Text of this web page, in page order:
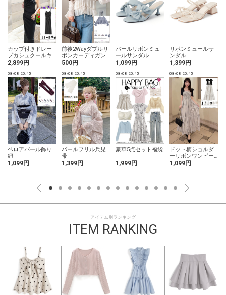
カップ付きドレー
プカシュクールキ
ャミソールワンピ
2,899円
前後2Wayダブルリ
ボンカーディガン
500円
パールリボンミュ
ールサンダル
1,099円
リボンミュールサ
ンダル
1,399円
08/08 20:45
ベロアパール飾り
紐
1,099円
08/08 20:45
パールフリル兵児
帯
1,399円
08/08 20:45
豪華5点セット福袋
1,999円
08/08 20:45
ドット柄ショルダ
ーリボンワンピー
ス1,099円
アイテム別ランキング
ITEM RANKING